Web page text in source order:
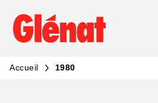
MENU RECHERCHE
PIED DE PAGE
Accueil 1980